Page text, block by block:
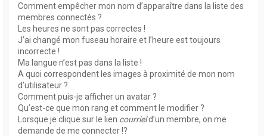
Comment empêcher mon nom d’apparaître dans la liste des
membres connectés ?
Les heures ne sont pas correctes !
J’ai changé mon fuseau horaire et l’heure est toujours
incorrecte !
Ma langue n’est pas dans la liste !
A quoi correspondent les images à proximité de mon nom
d’utilisateur ?
Comment puis-je afficher un avatar ?
Qu’est-ce que mon rang et comment le modifier ?
Lorsque je clique sur le lien courrield’un membre, on me
demande de me connecter !?